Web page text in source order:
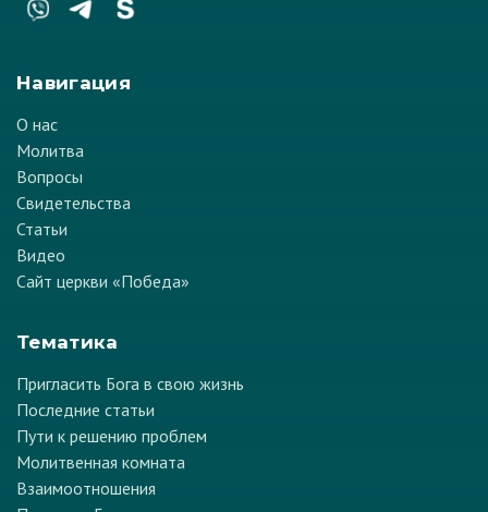
Навигация
О нас
Молитва
Вопросы
Свидетельства
Статьи
Видео
Сайт церкви «Победа»
Тематика
Пригласить Бога в свою жизнь
Последние статьи
Пути к решению проблем
Молитвенная комната
Взаимоотношения